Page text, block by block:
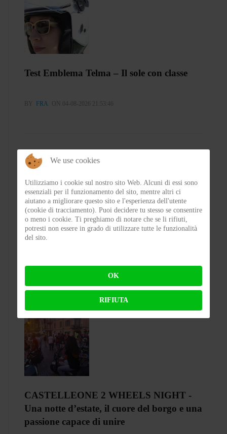
Test Emblema Telma – Il sole con classe
BY FRA ON 04-08-2026 21:53:46
Test Silence S02 – Stile silenzioso
BY FLAP ON 03-08-2026 23:00:27
CASTELLEONE 2 WHEELS NIGHT -
Una notte d’estate, il cuore del borgo e una
passione capace di unire
We use cookies
Utilizziamo i cookie sul nostro sito Web. Alcuni di essi sono
essenziali per il funzionamento del sito, mentre altri ci
aiutano a migliorare questo sito e l'esperienza dell'utente
(cookie di tracciamento). Puoi decidere tu stesso se consentire
o meno i cookie. Ti preghiamo di notare che se li rifiuti,
potresti non essere in grado di utilizzare tutte le funzionalità
del sito.
OK
RIFIUTA